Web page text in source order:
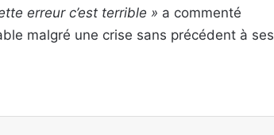
erreur c’est terrible » a commenté
malgré une crise sans précédent à ses